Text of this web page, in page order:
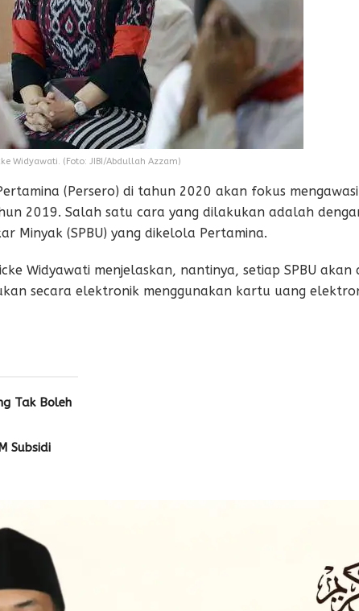
Widyawati. (Foto: JIBI/Abdullah Azzam)
(Persero) di tahun 2020 akan fokus
2019. Salah satu cara yang dilakukan adalah
Minyak (SPBU) yang dikelola Pertamina.
Widyawati menjelaskan, nantinya, setiap SPBU
secara elektronik menggunakan kartu uang
Tak Boleh
Subsidi